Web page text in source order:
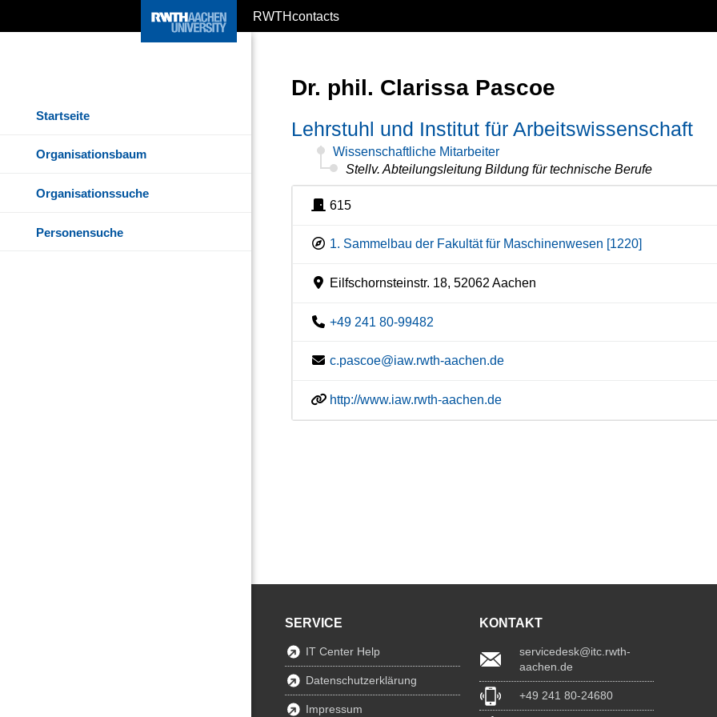
RWTHcontacts
Startseite
Organisationsbaum
Organisationssuche
Personensuche
Dr. phil. Clarissa Pascoe
Lehrstuhl und Institut für Arbeitswissenschaft
Wissenschaftliche Mitarbeiter
Stellv. Abteilungsleitung Bildung für technische Berufe
615
1. Sammelbau der Fakultät für Maschinenwesen [1220]
Eilfschornsteinstr. 18, 52062 Aachen
+49 241 80-99482
c.pascoe@iaw.rwth-aachen.de
http://www.iaw.rwth-aachen.de
SERVICE
IT Center Help
Datenschutzerklärung
Impressum
KONTAKT
servicedesk@itc.rwth-
aachen.de
+49 241 80-24680